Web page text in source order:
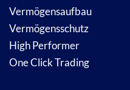
Vermögensaufbau
Vermögensschutz
High Performer
One Click Trading